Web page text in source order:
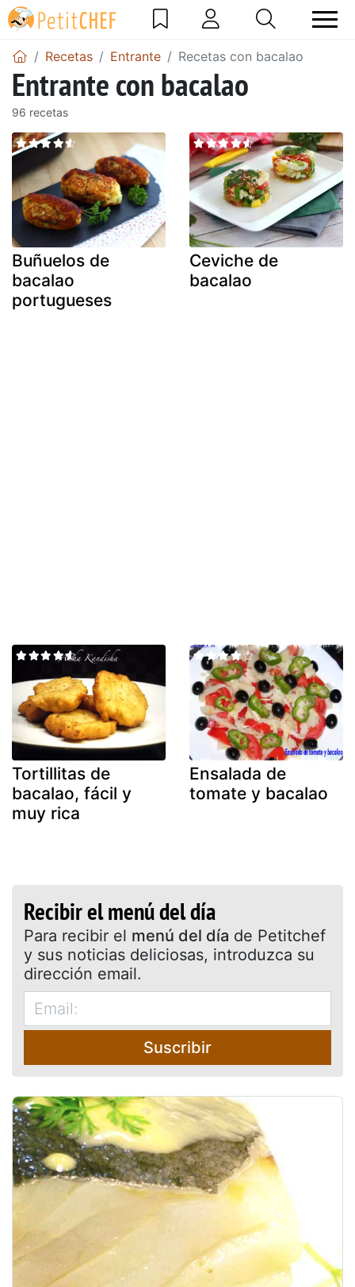
Recetas Entrante Recetas con bacalao
Entrante con bacalao
96 recetas
Buñuelos de
bacalao
portugueses
Ceviche de
bacalao
Tortillitas de
bacalao, fácil y
muy rica
Ensalada de
tomate y bacalao
Recibir el menú del día
Para recibir el menú del día de Petitchef
y sus noticias deliciosas, introduzca su
dirección email.
Suscribir